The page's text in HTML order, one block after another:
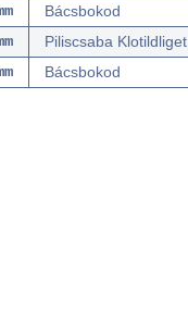
Bácsbokod
Piliscsaba Klotildliget
Bácsbokod